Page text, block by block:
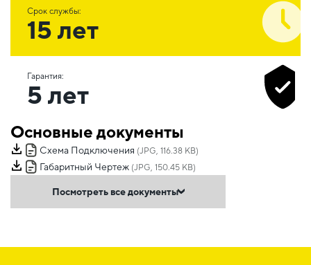
Срок службы:
15 лет
Гарантия:
5 лет
Основные документы
Схема Подключения (JPG, 116.38 KB)
Габаритный Чертеж (JPG, 150.45 KB)
Посмотреть все документы